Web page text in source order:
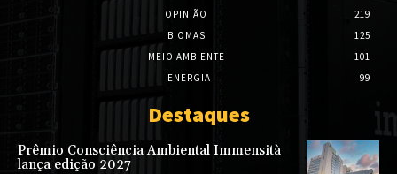
OPINIÃO
219
BIOMAS
125
MEIO AMBIENTE
101
ENERGIA
99
Destaques
Prêmio Consciência Ambiental Immensità
lança edição 2027